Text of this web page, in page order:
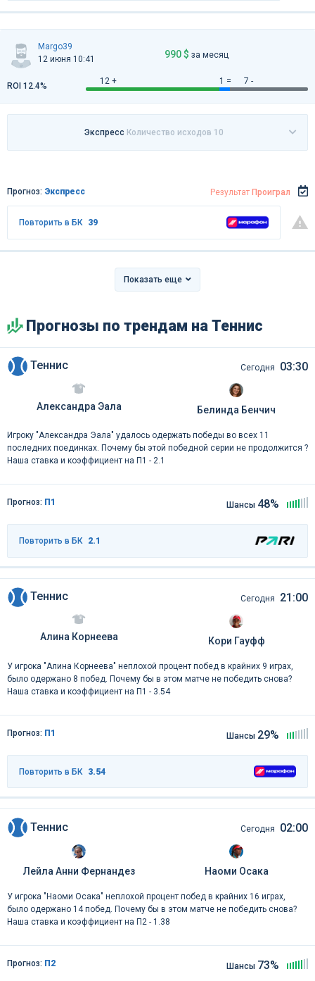
Margo39
12 июня 10:41
990 $ за месяц
12 + 1 = 7 -
ROI 12.4%
Экспресс Количество исходов 10
Прогноз: Экспресс Результат Проиграл
Повторить в БК 39
Показать еще
Прогнозы по трендам на Теннис
Теннис Сегодня 03:30
Александра Эала Белинда Бенчич
Игроку "Александра Эала" удалось одержать победы во всех 11
последних поединках. Почему бы этой победной серии не продолжится ?
Наша ставка и коэффициент на П1 - 2.1
Прогноз: П1 Шансы 48%
Повторить в БК 2.1
Теннис Сегодня 21:00
Алина Корнеева Кори Гауфф
У игрока "Алина Корнеева" неплохой процент побед в крайних 9 играх,
было одержано 8 побед. Почему бы в этом матче не победить снова?
Наша ставка и коэффициент на П1 - 3.54
Прогноз: П1 Шансы 29%
Повторить в БК 3.54
Теннис Сегодня 02:00
Лейла Анни Фернандез Наоми Осака
У игрока "Наоми Осака" неплохой процент побед в крайних 16 играх,
было одержано 14 побед. Почему бы в этом матче не победить снова?
Наша ставка и коэффициент на П2 - 1.38
Прогноз: П2 Шансы 73%